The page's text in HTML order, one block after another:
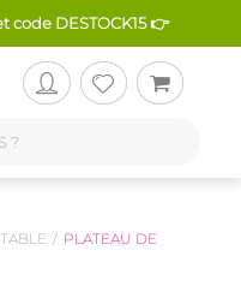
code DESTOCK15 👉
PLATEAU DE